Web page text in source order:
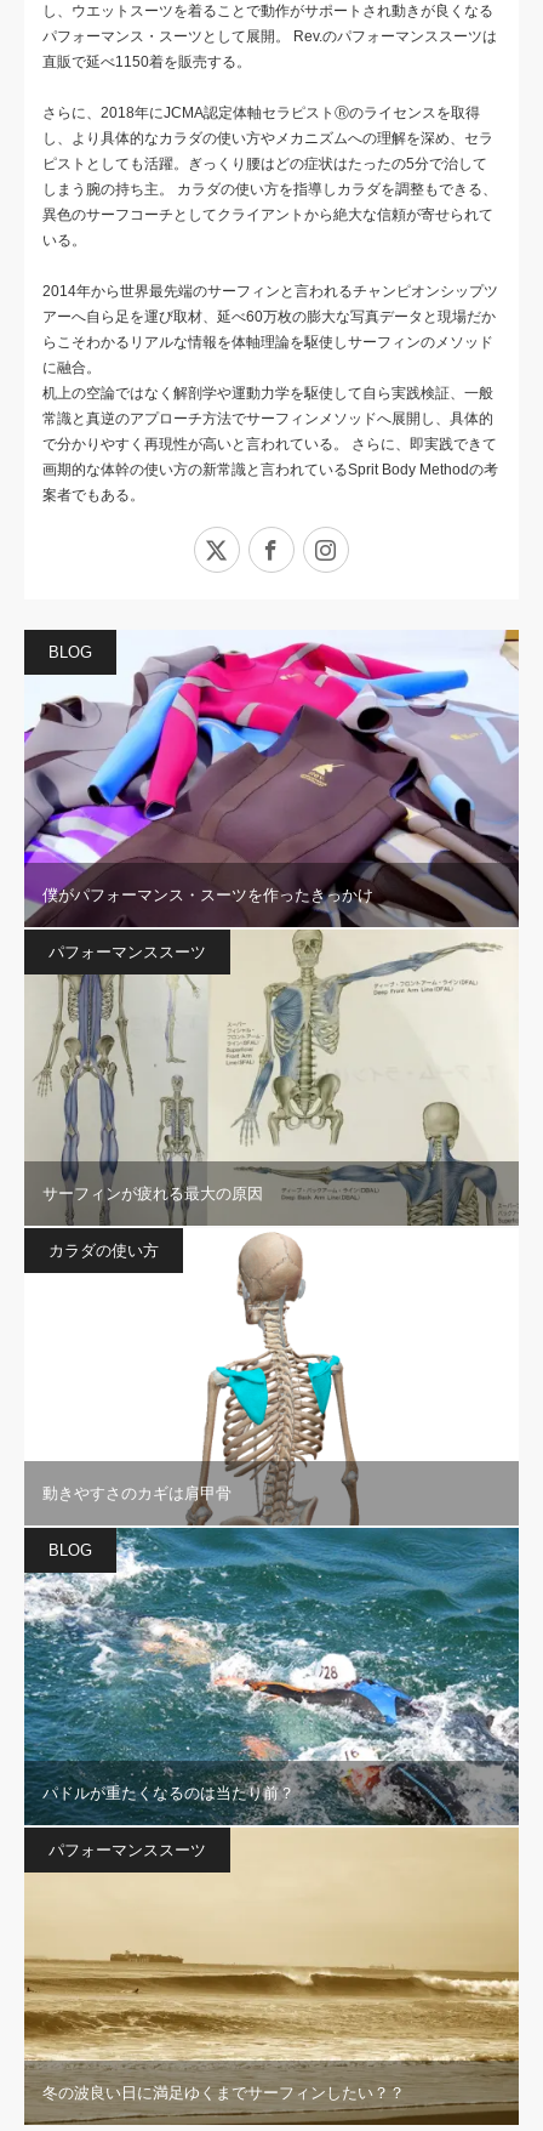
し、ウエットスーツを着ることで動作がサポートされ動きが良くなる
パフォーマンス・スーツとして展開。 Rev.のパフォーマンススーツは
直販で延べ1150着を販売する。
さらに、2018年にJCMA認定体軸セラピストⓇのライセンスを取得
し、より具体的なカラダの使い方やメカニズムへの理解を深め、セラ
ピストとしても活躍。ぎっくり腰はどの症状はたったの5分で治して
しまう腕の持ち主。 カラダの使い方を指導しカラダを調整もできる、
異色のサーフコーチとしてクライアントから絶大な信頼が寄せられて
いる。
2014年から世界最先端のサーフィンと言われるチャンピオンシップツ
アーへ自ら足を運び取材、延べ60万枚の膨大な写真データと現場だか
らこそわかるリアルな情報を体軸理論を駆使しサーフィンのメソッド
に融合。
机上の空論ではなく解剖学や運動力学を駆使して自ら実践検証、一般
常識と真逆のアプローチ方法でサーフィンメソッドへ展開し、具体的
で分かりやすく再現性が高いと言われている。 さらに、即実践できて
画期的な体幹の使い方の新常識と言われているSprit Body Methodの考
案者でもある。
Facebook
BLOG
僕がパフォーマンス・スーツを作ったきっかけ
パフォーマンススーツ
サーフィンが疲れる最大の原因
カラダの使い方
動きやすさのカギは肩甲骨
BLOG
パドルが重たくなるのは当たり前？
パフォーマンススーツ
冬の波良い日に満足ゆくまでサーフィンしたい？？